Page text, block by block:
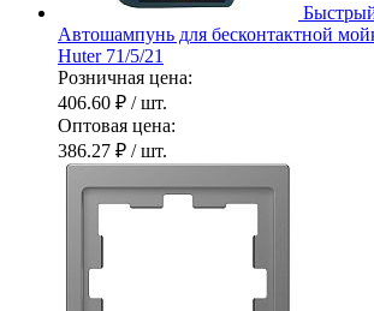
Автошампунь для бесконтактной
Huter 71/5/21
Розничная цена:
406.60 ₽ / шт.
Оптовая цена:
386.27 ₽ / шт.